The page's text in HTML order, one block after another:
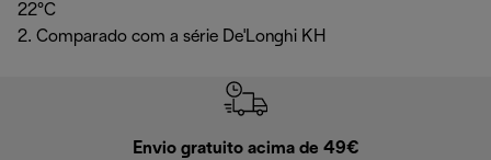
22°C
2. Comparado com a série De'Longhi KH
Envio gratuito acima de 49€